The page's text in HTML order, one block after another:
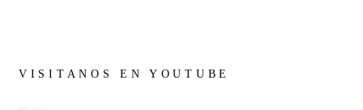
VISITANOS EN YOUTUBE